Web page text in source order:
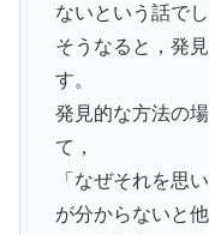
ないという話でし
そうなると，発
す。
発見的な方法の
て，
「なぜそれを思
が分からないと